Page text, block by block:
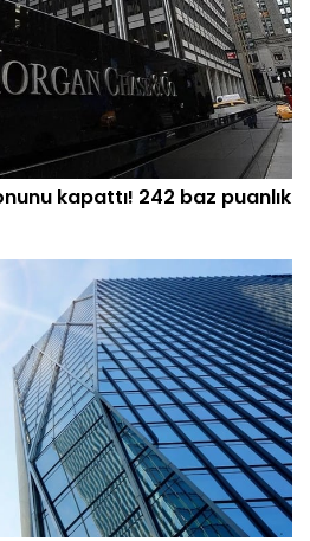
kapattı! 242 baz puanlık